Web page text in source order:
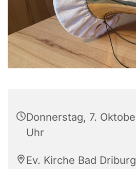
Donnerstag, 7.
Uhr
Ev. Kirche Bad